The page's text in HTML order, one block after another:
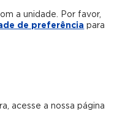
a unidade. Por favor,
de preferência para
acesse a nossa página